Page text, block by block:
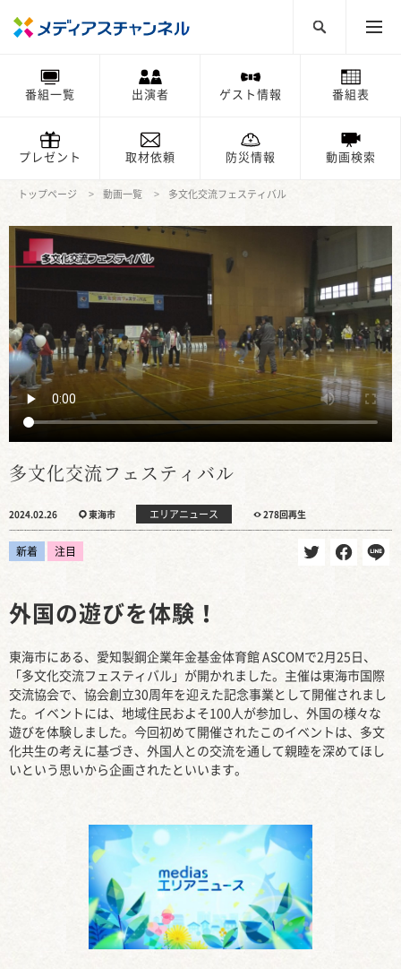
番組一覧 出演者 ゲスト情報 番組表
プレゼント 取材依頼 防災情報 動画検索
トップページ 動画一覧 多文化交流フェスティバル
多文化交流フェスティバル
2024.02.26 東海市 エリアニュース 278回再生
新着 注目
外国の遊びを体験！
東海市にある、愛知製鋼企業年金基金体育館 ASCOMで2月25日、
「多文化交流フェスティバル」が開かれました。主催は東海市国際
交流協会で、協会創立30周年を迎えた記念事業として開催されまし
た。イベントには、地域住民およそ100人が参加し、外国の様々な
遊びを体験しました。今回初めて開催されたこのイベントは、多文
化共生の考えに基づき、外国人との交流を通して親睦を深めてほし
いという思いから企画されたといいます。